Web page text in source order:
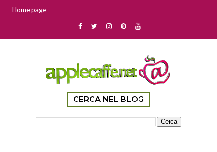
Home page
CERCA NEL BLOG